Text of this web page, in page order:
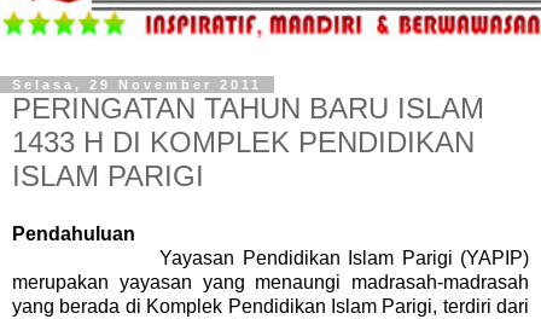
Selasa, 29 November 2011
PERINGATAN TAHUN BARU ISLAM
1433 H DI KOMPLEK PENDIDIKAN
ISLAM PARIGI
Pendahuluan
Yayasan Pendidikan Islam Parigi (YAPIP)
merupakan yayasan yang menaungi madrasah-madrasah
yang berada di Komplek Pendidikan Islam Parigi, terdiri dari